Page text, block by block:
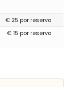
€ 25 por reserva
€ 15 por reserva